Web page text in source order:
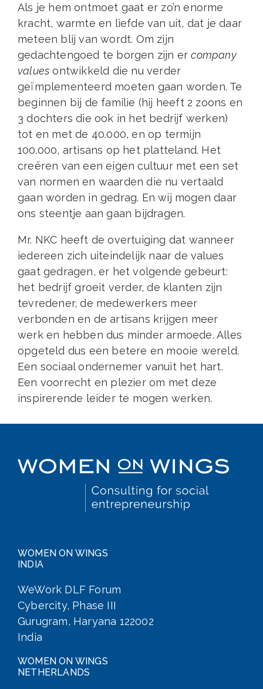
Als je hem ontmoet gaat er zo’n enorme
kracht, warmte en liefde van uit, dat je daar
meteen blij van wordt. Om zijn
gedachtengoed te borgen zijn ercompany
values ontwikkeld die nu verder
geïmplementeerd moeten gaan worden. Te
beginnen bij de familie (hij heeft 2 zoons en
3 dochters die ook in het bedrijf werken)
tot en met de 40.000, en op termijn
100.000, artisans op het platteland. Het
creëren van een eigen cultuur met een set
van normen en waarden die nu vertaald
gaan worden in gedrag. En wij mogen daar
ons steentje aan gaan bijdragen.
Mr. NKC heeft de overtuiging dat wanneer
iedereen zich uiteindelijk naar de values
gaat gedragen, er het volgende gebeurt:
het bedrijf groeit verder, de klanten zijn
tevredener, de medewerkers meer
verbonden en de artisans krijgen meer
werk en hebben dus minder armoede. Alles
opgeteld dus een betere en mooie wereld.
Een sociaal ondernemer vanuit het hart.
Een voorrecht en plezier om met deze
inspirerende leider te mogen werken.
WOMEN ON WINGS
INDIA
WeWork DLF Forum
Cybercity, Phase III
Gurugram, Haryana 122002
India
WOMEN ON WINGS
NETHERLANDS